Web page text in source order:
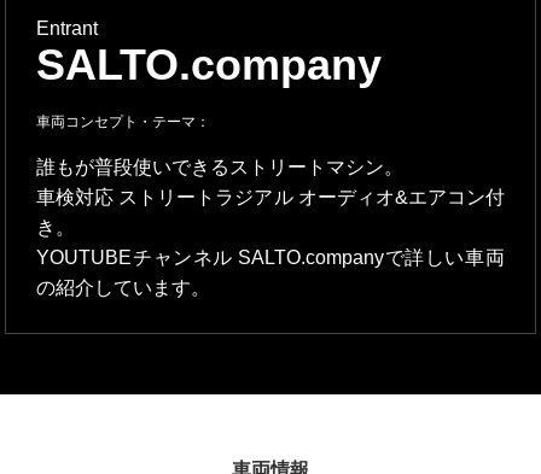
Entrant
SALTO.company
車両コンセプト・テーマ：
誰もが普段使いできるストリートマシン。
車検対応 ストリートラジアル オーディオ&エアコン付
き。
YOUTUBEチャンネル SALTO.companyで詳しい車両
の紹介しています。